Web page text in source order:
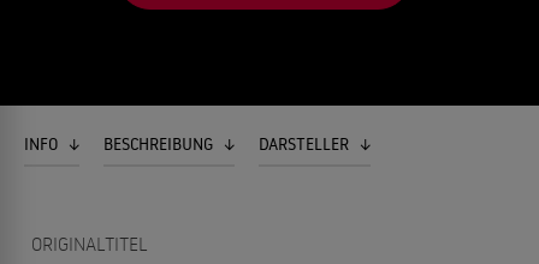
INFO BESCHREIBUNG DARSTELLER
ORIGINALTITEL